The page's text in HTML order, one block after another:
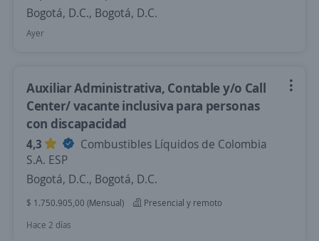
Bogotá, D.C., Bogotá, D.C.
Ayer
Auxiliar Administrativa, Contable y/o Call
Center/ vacante inclusiva para personas
con discapacidad
4,3
Combustibles Líquidos de Colombia
S.A. ESP
Bogotá, D.C., Bogotá, D.C.
$ 1.750.905,00 (Mensual)
Presencial y remoto
Hace 2 días